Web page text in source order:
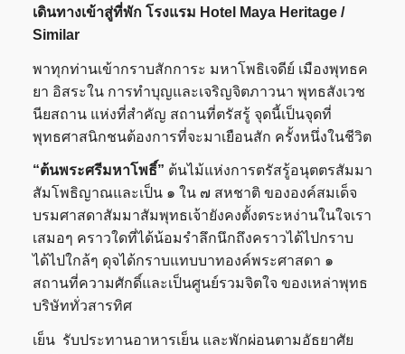
เดินทางเข้าสู่ที่พัก โรงแรม Hotel Maya Heritage /
Similar
พาทุกท่านเข้ากราบสักการะ มหาโพธิเจดีย์ เมืองพุทธค
ยา อิสระใน การทำบุญและเจริญจิตภาวนา พุทธสังเวช
นียสถาน แห่งที่สำคัญ สถานที่ตรัสรู้ จุดนี้เป็นจุดที่
พุทธศาสนิกชนต้องการที่จะมาเยือนสัก ครั้งหนึ่งในชีวิต
“ต้นพระศรีมหาโพธิ์” ต้นไม้แห่งการตรัสรู้อนุตตรสัมมา
สัมโพธิญาณและเป็น ๑ ใน ๗ สหชาติ ขององค์สมเด็จ
บรมศาสดาสัมมาสัมพุทธเจ้ายังคงตั้งตระหง่านในใจเรา
เสมอๆ คราวใดที่ได้น้อมรำลึกนึกถึงคราวได้ไปกราบ
ได้ไปใกล้ๆ ดุจได้กราบแทบบาทองค์พระศาสดา ๑
สถานที่ความศักดิ์และเป็นศูนย์รวมจิตใจ ของเหล่าพุทธ
บริษัททั่วสารทิศ
เย็น รับประทานอาหารเย็น และพักผ่อนตามอัธยาศัย